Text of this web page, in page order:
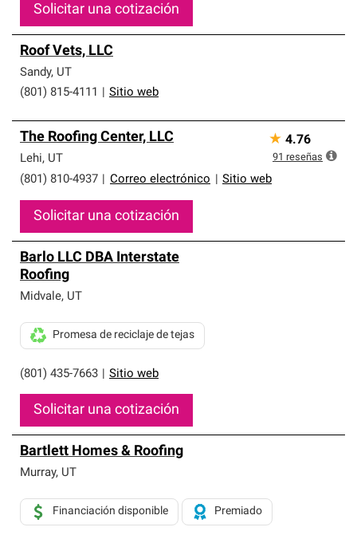
Solicitar una cotización
Roof Vets, LLC
Sandy, UT
(801) 815-4111
Sitio web
The Roofing Center, LLC
Lehi, UT
(801) 810-4937
Correo electrónico Sitio web
Solicitar una cotización
★ 4.76
91 reseñas
Barlo LLC DBA Interstate
Roofing
Midvale, UT
(801) 435-7663 Sitio web
Promesa de reciclaje de tejas
Solicitar una cotización
Bartlett Homes & Roofing
Murray, UT
Financiación disponible Premiado